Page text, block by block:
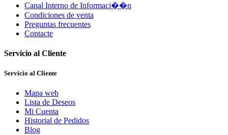
Canal Interno de Informaci��n
Condiciones de venta
Preguntas frecuentes
Contacte
Servicio al Cliente
Servicio al Cliente
Mapa web
Lista de Deseos
Mi Cuenta
Historial de Pedidos
Blog